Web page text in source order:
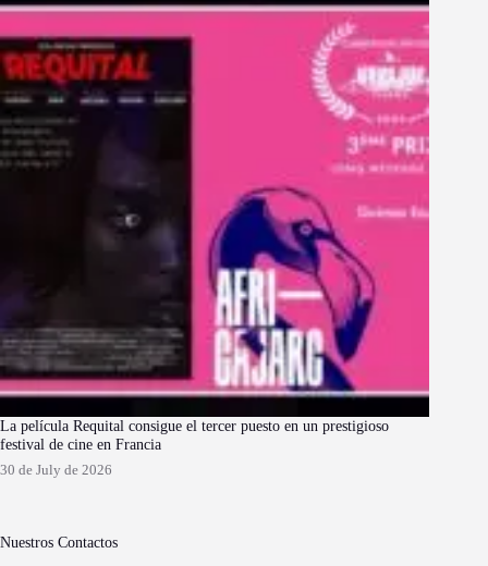
La película Requital consigue el tercer puesto en un prestigioso
festival de cine en Francia
30 de July de 2026
Nuestros Contactos